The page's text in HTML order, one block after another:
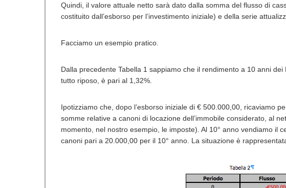
Quindi, il valore attuale netto sarà dato dalla somma del flusso di
costituito dall’esborso per l’investimento iniziale) e della serie
Facciamo un esempio pratico.
Dalla precedente Tabella 1 sappiamo che il rendimento a 10 anni
tutto riposo, è pari al 1,32%.
Ipotizziamo che, dopo l’esborso iniziale di € 500.000,00, ricaviamo
somme relative a canoni di locazione dell’immobile considerato, al
momento, nel nostro esempio, le imposte). Al 10° anno vendiamo il
canoni pari a 20.000,00 per il 10° anno. La situazione è